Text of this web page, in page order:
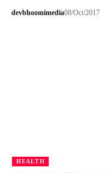
devbhoomimedia08/Oct/2017
HEALTH